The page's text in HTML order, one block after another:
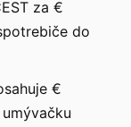
za €
do
€